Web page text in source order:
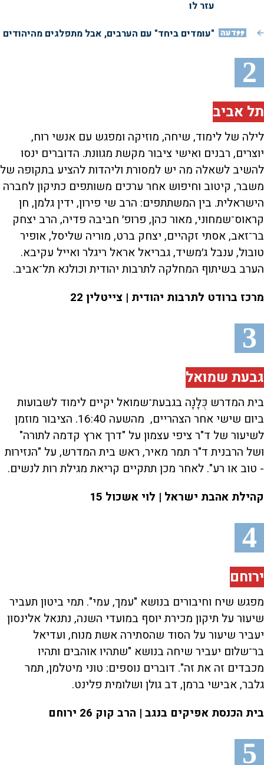
עזר לו
דעה "עומדים ביחד" עם הערבים, אבל מתפלגים מהיהודים
2
תל אביב
לילה של לימוד, שיחה, מוזיקה ומפגש עם אנשי רוח,
יוצרים, רבנים ואישי ציבור מקשת מגוונת. הדוברים ינסו
להשיב לשאלה מה יש למסורת וליהדות להציע בתקופה של
משבר, קיטוב וחיפוש אחר ערכים משותפים כתיקון לחברה
הישראלית. בין המשתתפים: הרב שי פירון, ידין גלמן, חן
קראוס־שמחוני, מאור כהן, פרופ׳ חביבה פדיה, הרב יצחק
בר־זאב, אסתי זקהיים, יצחק ברט, מוריה שליסל, אופיר
טובול, ענבל ג׳משיד, גבריאל אראל ריגלר ואייל עקיבא.
הערב בשיתוף המחלקה לתרבות יהודית וכולנא תל־אביב.
מרכז ברודט לתרבות יהודית | צייטלין 22
3
גבעת שמואל
בית המדרש כֻּלָנָה בגבעת־שמואל יקיים לימוד לשבועות
ביום שישי אחר הצהריים, מהשעה 16:40. הציבור מוזמן
לשיעור של ד"ר ציפי עצמון על "דרך ארץ קדמה לתורה"
ושל הרבנית ד"ר תמר מאיר, ראש בית המדרש, על "הנזירות
- טוב או רע". לאחר מכן תתקיים קריאת מגילת רות לנשים.
קהילת אהבת ישראל | לוי אשכול 15
4
ירוחם
מפגש שיח וחיבורים בנושא "עמך, עמי". תמי ביטון תעביר
שיעור על תיקון מכירת יוסף במועדי השנה, נתנאל אלינסון
יעביר שיעור על הסוד שהסתירה אשת מנוח, ועדיאל
בר־שלום יעביר שיחה בנושא "שתהיו אוהבים ותהיו
מכבדים זה את זה". דוברים נוספים: טוני מיטלמן, תמר
גלבר, אבישי ברמן, דב גולן ושלומית פלינט.
בית הכנסת אפיקים בנגב | הרב קוק 26 ירוחם
5